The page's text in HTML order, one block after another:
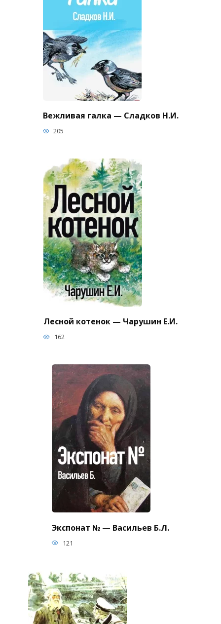
Вежливая галка — Сладков Н.И.
205
Лесной котенок — Чарушин Е.И.
162
Экспонат № — Васильев Б.Л.
121